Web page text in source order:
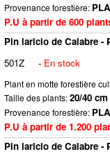
Provenance forestière:
P.U à partir de 600
Pin laricio de Calabre -
501Z
- En stock
Plant en motte forestière
Taille des plants:20/40 cm
Provenance forestière:
P.U à partir de 1.200
Pin laricio de Calabre -